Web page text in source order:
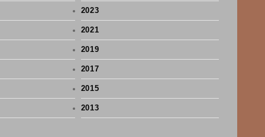
2023
2021
2019
2017
2015
2013